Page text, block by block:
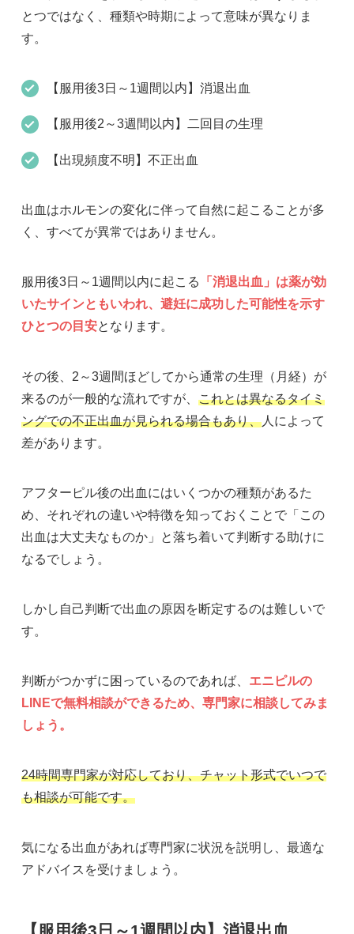
とつではなく、種類や時期によって意味が異なりま
す。
【服用後3日～1週間以内】消退出血
【服用後2～3週間以内】二回目の生理
【出現頻度不明】不正出血
出血はホルモンの変化に伴って自然に起こることが多
く、すべてが異常ではありません。
服用後3日～1週間以内に起こる
「消退出血」は薬が効
いたサインともいわれ、避妊に成功した可能性を示す
ひとつの目安となります。
その後、2～3週間ほどしてから通常の生理（月経）が
来るのが一般的な流れですが、 これとは異なるタイミ
ングでの不正出血が見られる場合もあり、人によって
差があります。
アフターピル後の出血にはいくつかの種類があるた
め、それぞれの違いや特徴を知っておくことで「この
出血は大丈夫なものか」と落ち着いて判断する助けに
なるでしょう。
しかし自己判断で出血の原因を断定するのは難しいで
す。
判断がつかずに困っているのであれば、 エニピルの
LINEで無料相談ができるため、専門家に相談してみま
しょう。
24時間専門家が対応しており、チャット形式でいつで
も相談が可能です。
気になる出血があれば専門家に状況を説明し、最適な
アドバイスを受けましょう。
【服用後3日～1週間以内】消退出血